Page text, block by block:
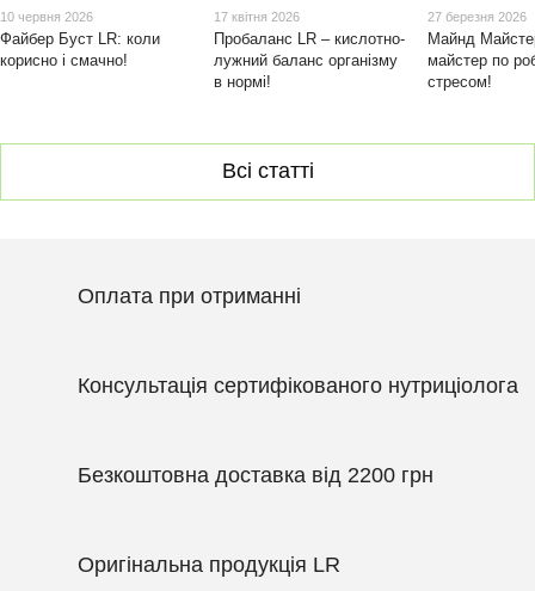
10 червня 2026
Файбер Буст LR: коли
корисно і смачно!
17 квітня 2026
Пробаланс LR – кислотно-
лужний баланс організму
в нормі!
27 березня 2026
Майнд
майстер по
стресом!
Всі статті
Оплата при отриманні
Консультація сертифікованого нутриціолога
Безкоштовна доставка від 2200 грн
Оригінальна продукція LR